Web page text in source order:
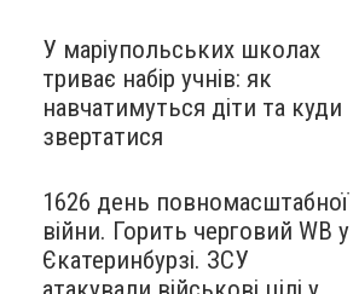
У маріупольських школах
триває набір учнів: як
навчатимуться діти та куди
звертатися
1626 день повномасштабної
війни. Горить черговий WB у
Єкатеринбурзі. ЗСУ